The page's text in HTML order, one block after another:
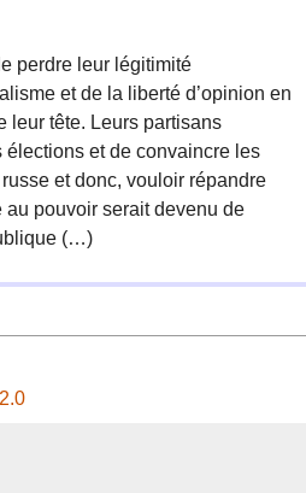
perdre leur légitimité
et de la liberté d’opinion en
leur tête. Leurs partisans
et de convaincre les
et donc, vouloir répandre
pouvoir serait devenu de
(…)